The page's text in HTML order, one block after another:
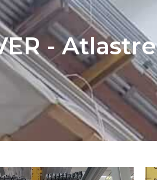
- Atlastre